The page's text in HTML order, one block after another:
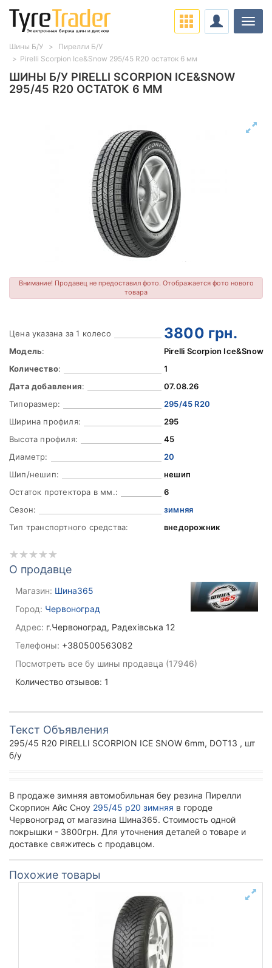
ШИНЫ Б/У PIRELLI SCORPION ICE&SNOW
295/45 R20 ОСТАТОК 6 ММ
Внимание! Продавец не предоставил фото. Отображается фото нового
товара
Цена указана за 1 колесо 3800 грн.
Модель:
Pirelli Scorpion Ice&Snow
Количество:
1
Дата добавления:
07.08.26
Типоразмер:
295/45 R20
Ширина профиля:
295
Высота профиля:
45
Диаметр:
20
Шип/нешип:
нешип
Остаток протектора в мм.:
6
Сезон:
зимняя
Тип транспортного средства:
внедорожник
О продавце
Магазин: Шина365
Город: Червоноград
Адрес: г.Червоноград, Радехівська 12
Телефоны: +380500563082
Посмотреть все бу шины продавца (17946)
Количество отзывов: 1
Текст Объявления
295/45 R20 PIRELLI SCORPION ICE SNOW 6mm, DOT13 , шт
б/у
В продаже зимняя автомобильная беу резина Пирелли
Скорпион Айс Сноу 295/45 р20 зимняя в городе
Червоноград от магазина Шина365. Стоимость одной
покрышки - 3800грн. Для уточнения деталей о товаре и
доставке свяжитесь с продавцом.
Похожие товары
Шины Б/У
Пирелли Б/У
Pirelli Scorpion Ice&Snow 295/45 R20 остаток 6 мм